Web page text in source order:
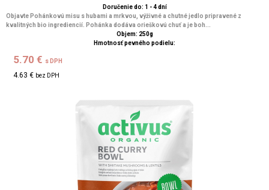
Doručenie do: 1 - 4 dní
Objavte Pohánkovú misu s hubami a mrkvou, výživné a chutné jedlo pripravené z
kvalitných bio ingrediencií. Pohánka dodáva orieškovú chuť a je boh...
Objem: 250g
Hmotnosť pevného podielu:
5.70 € s DPH
4.63 € bez DPH